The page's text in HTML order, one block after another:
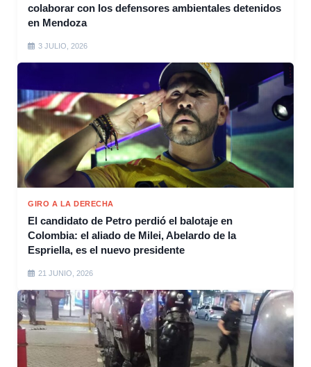
colaborar con los defensores ambientales detenidos
en Mendoza
3 JULIO, 2026
GIRO A LA DERECHA
El candidato de Petro perdió el balotaje en
Colombia: el aliado de Milei, Abelardo de la
Espriella, es el nuevo presidente
21 JUNIO, 2026